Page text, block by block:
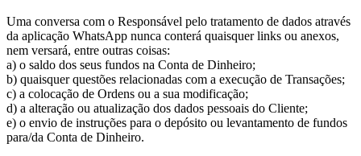
Uma conversa com o Responsável pelo tratamento de dados através
da aplicação WhatsApp nunca conterá quaisquer links ou anexos,
nem versará, entre outras coisas:
a) o saldo dos seus fundos na Conta de Dinheiro;
b) quaisquer questões relacionadas com a execução de Transações;
c) a colocação de Ordens ou a sua modificação;
d) a alteração ou atualização dos dados pessoais do Cliente;
e) o envio de instruções para o depósito ou levantamento de fundos
para/da Conta de Dinheiro.